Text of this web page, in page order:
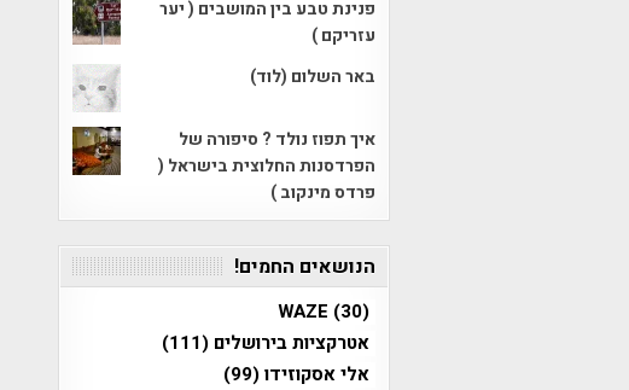
פנינת טבע בין המושבים ( יער
עזריקם )
באר השלום (לוד)
איך תפוז נולד ? סיפורה של
הפרדסנות החלוצית בישראל (
פרדס מינקוב )
הנושאים החמים!
WAZE (30)
אטרקציות בירושלים (111)
אלי אסקוזידו(99)